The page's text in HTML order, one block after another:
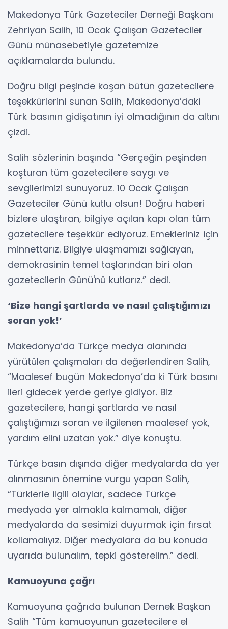
Makedonya Türk Gazeteciler Derneği Başkanı
Zehriyan Salih, 10 Ocak Çalışan Gazeteciler
Günü münasebetiyle gazetemize
açıklamalarda bulundu.
Doğru bilgi peşinde koşan bütün gazetecilere
teşekkürlerini sunan Salih, Makedonya’daki
Türk basının gidişatının iyi olmadığının da altını
çizdi.
Salih sözlerinin başında “Gerçeğin peşinden
koşturan tüm gazetecilere saygı ve
sevgilerimizi sunuyoruz. 10 Ocak Çalışan
Gazeteciler Günü kutlu olsun! Doğru haberi
bizlere ulaştıran, bilgiye açılan kapı olan tüm
gazetecilere teşekkür ediyoruz. Emekleriniz için
minnettarız. Bilgiye ulaşmamızı sağlayan,
demokrasinin temel taşlarından biri olan
gazetecilerin Günü'nü kutlarız.” dedi.
‘Bize hangi şartlarda ve nasıl çalıştığımızı
soran yok!’
Makedonya’da Türkçe medya alanında
yürütülen çalışmaları da değerlendiren Salih,
“Maalesef bugün Makedonya’da ki Türk basını
ileri gidecek yerde geriye gidiyor. Biz
gazetecilere, hangi şartlarda ve nasıl
çalıştığımızı soran ve ilgilenen maalesef yok,
yardım elini uzatan yok.” diye konuştu.
Türkçe basın dışında diğer medyalarda da yer
alınmasının önemine vurgu yapan Salih,
“Türklerle ilgili olaylar, sadece Türkçe
medyada yer almakla kalmamalı, diğer
medyalarda da sesimizi duyurmak için fırsat
kollamalıyız. Diğer medyalara da bu konuda
uyarıda bulunalım, tepki gösterelim.” dedi.
Kamuoyuna çağrı
Kamuoyuna çağrıda bulunan Dernek Başkan
Salih “Tüm kamuoyunun gazetecilere el